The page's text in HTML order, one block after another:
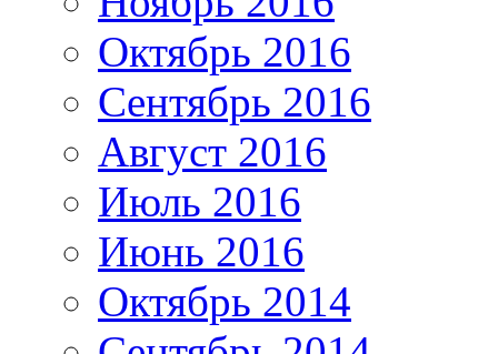
Октябрь 2016
Сентябрь 2016
Август 2016
Июль 2016
Июнь 2016
Октябрь 2014